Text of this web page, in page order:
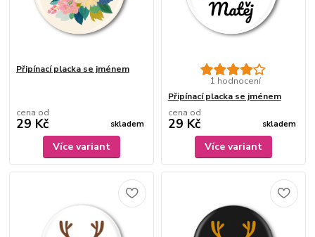
Připínací placka se jménem
cena od
29 Kč skladem
Více variant
1 hodnocení
Připínací placka se jménem
cena od
29 Kč skladem
Více variant